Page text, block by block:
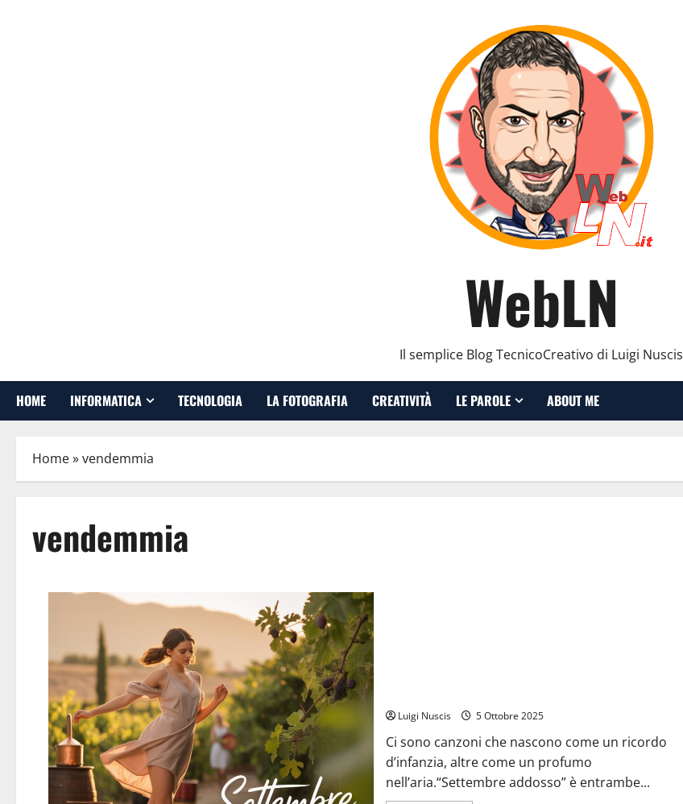
WebLN
Il semplice Blog TecnicoCreativo di Luigi Nuscis
HOME INFORMATICA TECNOLOGIA LA FOTOGRAFIA CREATIVITÀ LE PAROLE ABOUT ME
Home»vendemmia
vendemmia
Luigi Nuscis 5 Ottobre 2025
Ci sono canzoni che nascono come un ricordo
d’infanzia, altre come un profumo
nell’aria.“Settembre addosso” è entrambe...